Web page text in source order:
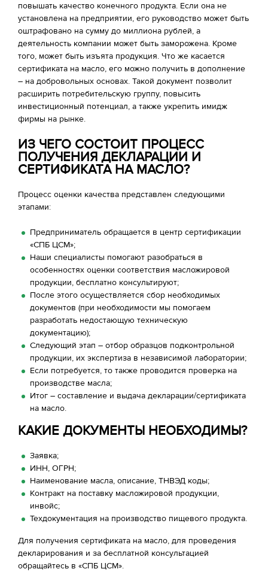
повышать качество конечного продукта. Если она не
установлена на предприятии, его руководство может быть
оштрафовано на сумму до миллиона рублей, а
деятельность компании может быть заморожена. Кроме
того, может быть изъята продукция. Что же касается
сертификата на масло, его можно получить в дополнение
– на добровольных основах. Такой документ позволит
расширить потребительскую группу, повысить
инвестиционный потенциал, а также укрепить имидж
фирмы на рынке.
ИЗ ЧЕГО СОСТОИТ ПРОЦЕСС
ПОЛУЧЕНИЯ ДЕКЛАРАЦИИ И
СЕРТИФИКАТА НА МАСЛО?
Процесс оценки качества представлен следующими
этапами:
Предприниматель обращается в центр сертификации
«СПБ ЦСМ»;
Наши специалисты помогают разобраться в
особенностях оценки соответствия масложировой
продукции, бесплатно консультируют;
После этого осуществляется сбор необходимых
документов (при необходимости мы помогаем
разработать недостающую техническую
документацию);
Следующий этап – отбор образцов подконтрольной
продукции, их экспертиза в независимой лаборатории;
Если потребуется, то также проводится проверка на
производстве масла;
Итог – составление и выдача декларации/сертификата
на масло.
КАКИЕ ДОКУМЕНТЫ НЕОБХОДИМЫ?
Заявка;
ИНН, ОГРН;
Наименование масла, описание, ТНВЭД коды;
Контракт на поставку масложировой продукции,
инвойс;
Техдокументация на производство пищевого продукта.
Для получения сертификата на масло, для проведения
декларирования и за бесплатной консультацией
обращайтесь в «СПБ ЦСМ».